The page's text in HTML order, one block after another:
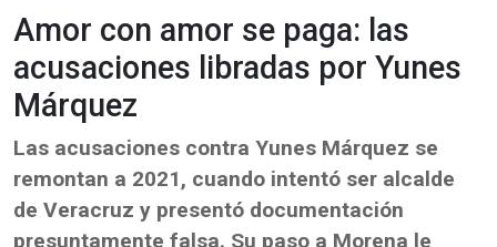
Amor con amor se paga: las
acusaciones libradas por Yunes
Márquez
Las acusaciones contra Yunes Márquez se
remontan a 2021, cuando intentó ser alcalde
de Veracruz y presentó documentación
presuntamente falsa. Su paso a Morena le